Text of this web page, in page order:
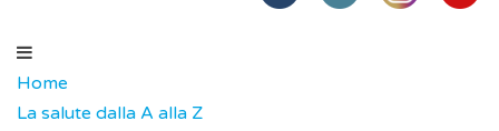
Home
La salute dalla A alla Z